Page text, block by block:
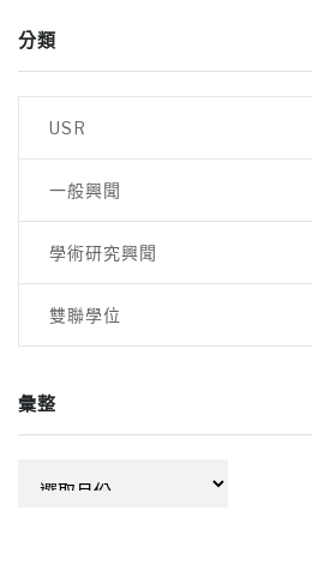
分類
USR
一般興聞
學術研究興聞
雙聯學位
彙整